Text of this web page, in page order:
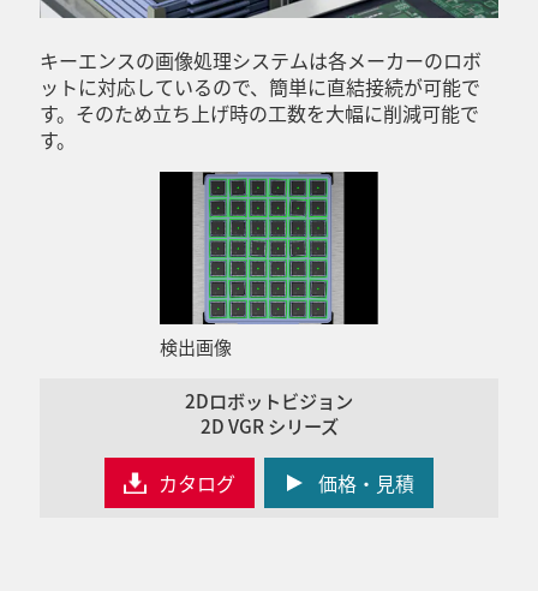
キーエンスの画像処理システムは各メーカーのロボ
ットに対応しているので、簡単に直結接続が可能で
す。そのため立ち上げ時の工数を大幅に削減可能で
す。
検出画像
2Dロボットビジョン
2D VGR シリーズ
カタログ 価格・見積